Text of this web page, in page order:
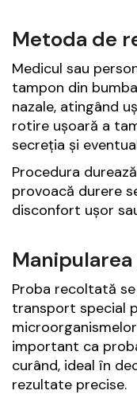
Metoda de
Medicul sau
tampon din
nazale, atingând
rotire ușoară a
secreția și
Procedura
provoacă durere
disconfort ușor
Proba recoltată
transport special
important ca
curând, ideal în
rezultate precise.